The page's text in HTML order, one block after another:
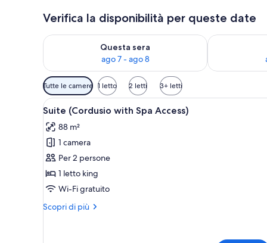
Verifica la disponibilità per queste date
Questa sera
ago 7 - ago 8
Verifica la disponibilità per questa sera, ago 7 - ago 8
Verifica la
Filtri
disponibili
per
le
camere
Tutte le camere 1 letto 2 letti 3+ letti
Apri
tutte
le
foto
per
Suite
(Cordusio
Spa
Biancheria da letto
27
Suite (Cordusio with Spa Access)
88 m²
1 camera
Per 2 persone
1 letto king
Wi-Fi gratuito
Scopri di più
Altri